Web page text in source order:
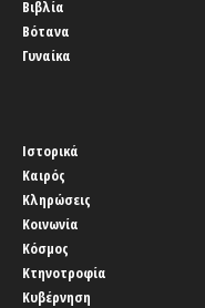
Βιβλία
Βότανα
Γυναίκα
Ιστορικά
Καιρός
Κληρώσεις
Κοινωνία
Κόσμος
Κτηνοτροφία
Κυβέρνηση